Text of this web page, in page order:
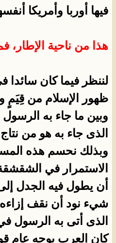
فيها أوربا وأمريكا
هذا من ناحية الإطار،
لننظر فيما كان سائدا
ظهور الإسلام من قِيَمٍ
وبين ما جاء به الرسول
الذى جاء به هو من نتاج
وبذلك نحسم هذه
الاستمرار في
أن يطول فيه الجدل
شيء نود أن نقف إزاءه
الذى أتى به الرسول
كان العرب بوجه عام